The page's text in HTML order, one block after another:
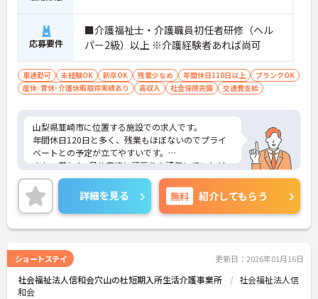
応募要件
■介護福祉士・介護職員初任者研修（ヘル
パー2級）以上 ※介護経験者あれば尚可
車通勤可 未経験OK 新卒OK 残業少なめ 年間休日110日以上
ブランクOK
産休･育休･介護休暇取得実績あり
高収入 社会保険完備 交通費支給
山梨県韮崎市に位置する施設での求人です。
年間休日120日と多く、残業もほぼないのでプライ
ベートとの予定が立てやすいです。
また、賞与4ヶ月分実績と頑張りを評価していただ
けます。
マイカー通勤OKなので、通勤のストレスが少ないの
も嬉しいポイントです。
ご興味のある方は、お気軽にお問い合わせくださ
い。
詳細を見る 無料 紹介してもらう
ショートステイ 更新日：2026年01月16日
社会福祉法人信和会穴山の杜短期入所生活介護事業所
社会福祉法人信
和会